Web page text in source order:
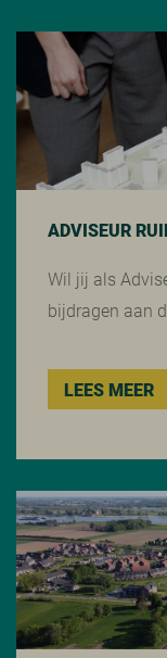
ADVISEUR
Wil jij als
bijdragen aan
LEES MEER